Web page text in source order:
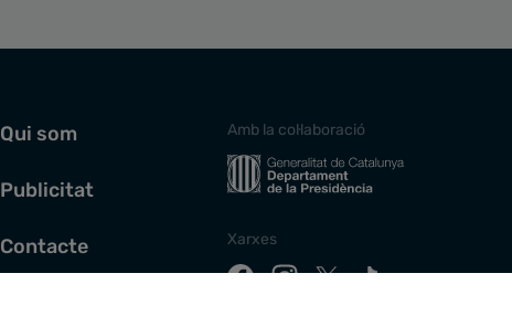
Qui som
Publicitat
Contacte
Amb la col·laboració
Xarxes